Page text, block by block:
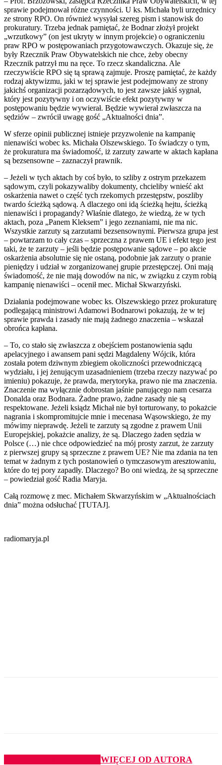
sprawie podejmował różne czynności. U ks. Michała byli urzędnicy
ze strony RPO. On również wysyłał szereg pism i stanowisk do
prokuratury. Trzeba jednak pamiętać, że Bodnar złożył projekt
„wrzutkowy” (on jest ukryty w innym projekcie) o ograniczeniu
praw RPO w postępowaniach przygotowawczych. Okazuje się, że
były Rzecznik Praw Obywatelskich nie chce, żeby obecny
Rzecznik patrzył mu na ręce. To rzecz skandaliczna. Ale
rzeczywiście RPO się tą sprawą zajmuje. Proszę pamiętać, że każdy
rodzaj aktywizmu, jaki w tej sprawie jest podejmowany ze strony
jakichś organizacji pozarządowych, to jest zawsze jakiś sygnał,
który jest pozytywny i on oczywiście efekt pozytywny w
postępowaniu będzie wywierał. Będzie wywierał zwłaszcza na
sędziów – zwrócił uwagę gość „Aktualności dnia”.
W sferze opinii publicznej istnieje przyzwolenie na kampanię
nienawiści wobec ks. Michała Olszewskiego. To świadczy o tym,
że prokuratura ma świadomość, iż zarzuty zawarte w aktach kapłana
są bezsensowne – zaznaczył prawnik.
– Jeżeli w tych aktach by coś było, to szliby z ostrym przekazem
sądowym, czyli pokazywaliby dokumenty, chcieliby wnieść akt
oskarżenia nawet o część tych rzekomych przestępstw, poszliby
twardo ścieżką sądową. A dlaczego oni idą ścieżką hejtu, ścieżką
nienawiści i propagandy? Właśnie dlatego, że wiedzą, że w tych
aktach, poza „Panem Kleksem” i jego zeznaniami, nie ma nic.
Wszystkie zarzuty są zarzutami bezsensownymi. Pierwsza grupa jest
– powtarzam to cały czas – sprzeczna z prawem UE i efekt tego jest
taki, że te zarzuty – jeśli będzie postępowanie sądowe – po akcie
oskarżenia absolutnie się nie ostaną, podobnie jak zarzuty o pranie
pieniędzy i udział w zorganizowanej grupie przestępczej. Oni mają
świadomość, że nie mają dowodów na nic, w związku z czym robią
kampanię nienawiści – ocenił mec. Michał Skwarzyński.
Działania podejmowane wobec ks. Olszewskiego przez prokuraturę
podlegającą ministrowi Adamowi Bodnarowi pokazują, że w tej
sprawie prawda i zasady nie mają żadnego znaczenia – wskazał
obrońca kapłana.
– To, co stało się zwłaszcza z obejściem postanowienia sądu
apelacyjnego i awansem pani sędzi Magdaleny Wójcik, która
została potem dziwnym zbiegiem okoliczności przewodniczącą
wydziału, i jej żenującym uzasadnieniem (trzeba rzeczy nazywać po
imieniu) pokazuje, że prawda, merytoryka, prawo nie ma znaczenia.
Znaczenie ma wyłącznie dobrostan jaśnie panującego nam cesarza
Donalda oraz Bodnara. Żadne prawo, żadne zasady nie są
respektowane. Jeżeli ksiądz Michał nie był torturowany, to pokażcie
nagrania i skompromitujcie mnie i mecenasa Wąsowskiego, że my
mówimy nieprawdę. Jeżeli te zarzuty są zgodne z prawem Unii
Europejskiej, pokażcie analizy, że są. Dlaczego żaden sędzia w
Polsce (…) nie chce odpowiedzieć na mój prosty zarzut, że zarzuty
z pierwszej grupy są sprzeczne z prawem UE? Nie ma zdania na ten
temat w żadnym z tych postanowień o tymczasowym aresztowaniu,
które do tej pory zapadły. Dlaczego? Bo oni wiedzą, że są sprzeczne
– powiedział gość Radia Maryja.
Całą rozmowę z mec. Michałem Skwarzyńskim w „Aktualnościach
dnia” można odsłuchać [TUTAJ].
radiomaryja.pl
WIĘCEJ OD AUTORA